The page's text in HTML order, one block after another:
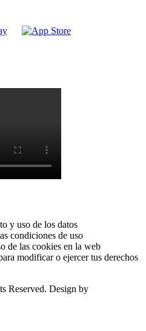
y uso de los datos
condiciones de uso
de las cookies en la web
modificar o ejercer tus derechos
Reserved. Design by